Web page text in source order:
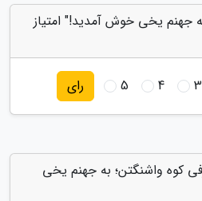
جهنم یخی خوش آمدید!" امتیاز
3
4
5 رای
کوه واشنگتن؛ به جهنم یخی